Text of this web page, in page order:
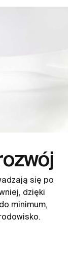
się po
dzięki
minimum,